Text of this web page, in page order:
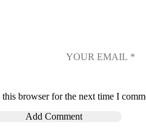
browser for the next time I